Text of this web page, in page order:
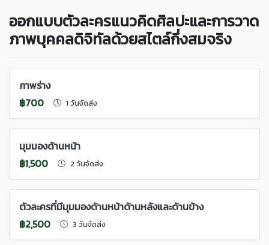
ออกแบบตัวละครแนวคิดศิลปะและการวาด
ภาพบุคคลดิจิทัลด้วยสไตล์กึ่งสมจริง
ภาพร่าง
฿700
1 วันจัดส่ง
มุมมองด้านหน้า
฿1,500
2 วันจัดส่ง
ตัวละครที่มีมุมมองด้านหน้าด้านหลังและด้านข้าง
฿2,500
3 วันจัดส่ง